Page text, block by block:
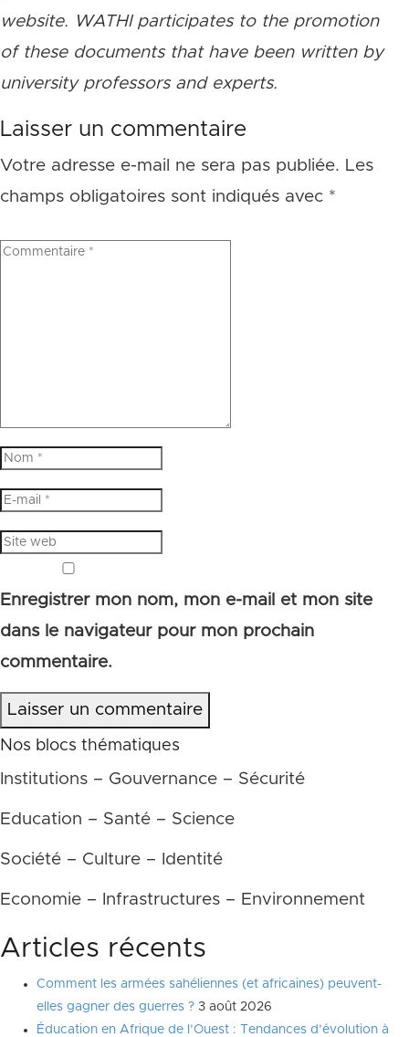
website. WATHI participates to the promotion
of these documents that have been written by
university professors and experts.
Laisser un commentaire
Votre adresse e-mail ne sera pas publiée. Les
champs obligatoires sont indiqués avec *
Enregistrer mon nom, mon e-mail et mon site
dans le navigateur pour mon prochain
commentaire.
Laisser un commentaire
Nos blocs thématiques
Institutions – Gouvernance – Sécurité
Education – Santé – Science
Société – Culture – Identité
Economie – Infrastructures – Environnement
Articles récents
Comment les armées sahéliennes (et africaines) peuvent-
elles gagner des guerres ? 3 août 2026
Éducation en Afrique de l’Ouest : Tendances d’évolution à